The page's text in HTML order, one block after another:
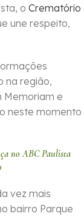
o Crematório
une respeito,
na região,
Memoriam e
neste momento
no ABC Paulista
vez mais
bairro Parque